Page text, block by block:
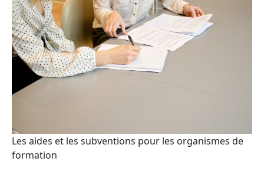
Les aides et les subventions pour les organismes de
formation